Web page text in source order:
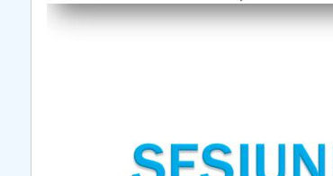
ofertei educaționale
universitare la Colegiul